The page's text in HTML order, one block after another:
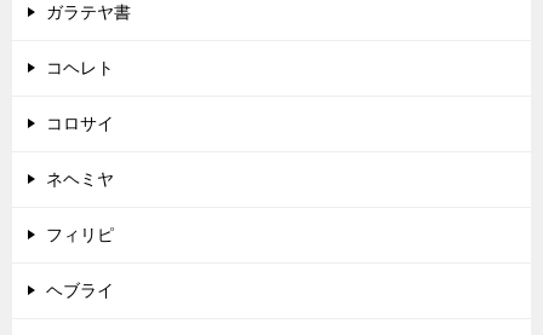
ガラテヤ書
コヘレト
コロサイ
ネヘミヤ
フィリピ
ヘブライ